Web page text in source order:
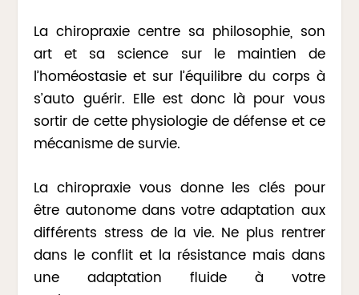
La chiropraxie centre sa philosophie, son
art et sa science sur le maintien de
l’homéostasie et sur l’équilibre du corps à
s’auto guérir. Elle est donc là pour vous
sortir de cette physiologie de défense et ce
mécanisme de survie.
La chiropraxie vous donne les clés pour
être autonome dans votre adaptation aux
différents stress de la vie. Ne plus rentrer
dans le conflit et la résistance mais dans
une adaptation fluide à votre